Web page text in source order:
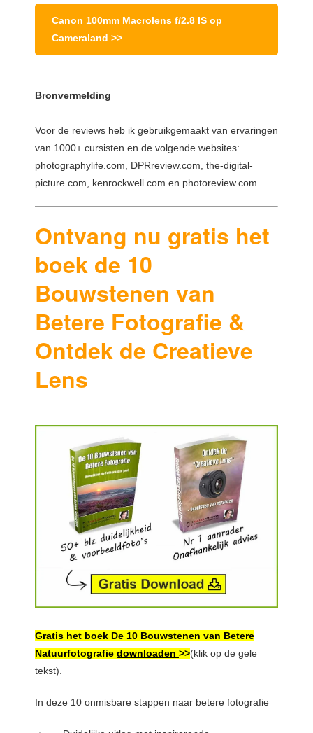
Canon 100mm Macrolens f/2.8 IS op
Cameraland >>
Bronvermelding
Voor de reviews heb ik gebruikgemaakt van ervaringen
van 1000+ cursisten en de volgende websites:
photographylife.com, DPRreview.com, the-digital-
picture.com, kenrockwell.com en photoreview.com.
Ontvang nu gratis het
boek de 10
Bouwstenen van
Betere Fotografie &
Ontdek de Creatieve
Lens
Gratis het boek De 10 Bouwstenen van Betere
Natuurfotografie downloaden >>(klik op de gele
tekst).
In deze 10 onmisbare stappen naar betere fotografie